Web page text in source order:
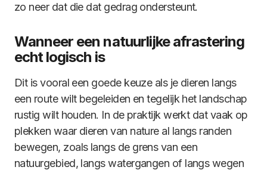
zo neer dat die dat gedrag ondersteunt.
Wanneer een natuurlijke afrastering
echt logisch is
Dit is vooral een goede keuze als je dieren langs
een route wilt begeleiden en tegelijk het landschap
rustig wilt houden. In de praktijk werkt dat vaak op
plekken waar dieren van nature al langs randen
bewegen, zoals langs de grens van een
natuurgebied, langs watergangen of langs wegen